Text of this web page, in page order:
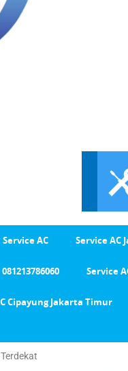
Service AC Service AC
Service
Cipayung Jakarta Timur